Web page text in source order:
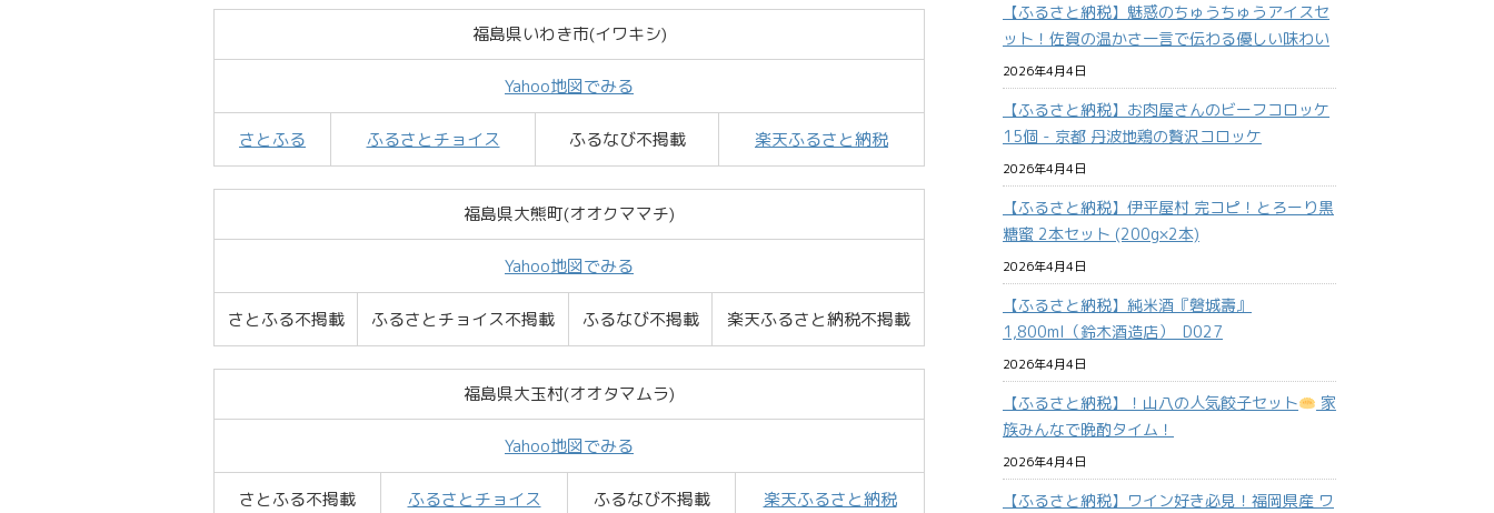
福島県いわき市(イワキシ)
Yahoo地図でみる
さとふる ふるさとチョイス ふるなび不掲載 楽天ふるさと納税
福島県大熊町(オオクママチ)
Yahoo地図でみる
さとふる不掲載 ふるさとチョイス不掲載 ふるなび不掲載 楽天ふるさと納税不掲載
福島県大玉村(オオタマムラ)
Yahoo地図でみる
さとふる不掲載 ふるさとチョイス ふるなび不掲載 楽天ふるさと納税
【ふるさと納税】魅惑のちゅうちゅうアイスセ
ット！佐賀の温かさ一言で伝わる優しい味わい
2026年4月4日
【ふるさと納税】お肉屋さんのビーフコロッケ
15個 - 京都 丹波地鶏の贅沢コロッケ
2026年4月4日
【ふるさと納税】伊平屋村 完コピ！とろーり黒
糖蜜 2本セット (200g×2本)
2026年4月4日
【ふるさと納税】純米酒『磐城壽』
1,800ml（鈴木酒造店）_D027
2026年4月4日
【ふるさと納税】！山八の人気餃子セット
家
族みんなで晩酌タイム！
2026年4月4日
【ふるさと納税】ワイン好き必見！福岡県産 ワ